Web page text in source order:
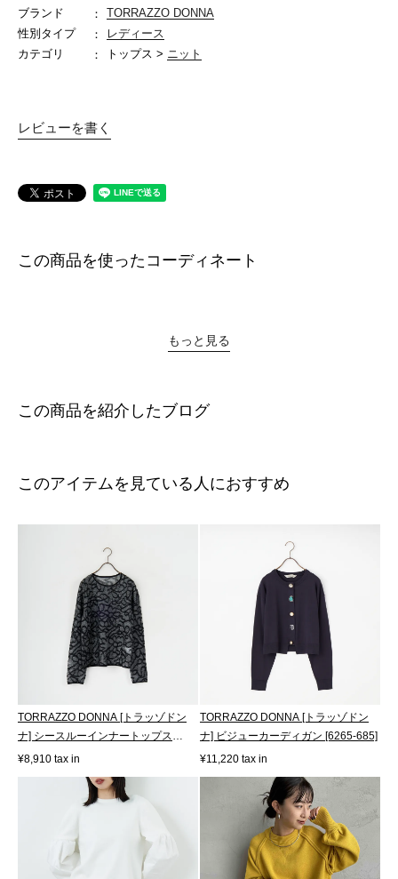
ブランド
TORRAZZO DONNA
性別タイプ
レディース
カテゴリ
トップス > ニット
レビューを書く
この商品を使ったコーディネート
もっと見る
この商品を紹介したブログ
このアイテムを見ている人におすすめ
TORRAZZO DONNA [トラッゾドン
ナ] シースルーインナートップス
[6260-388]
¥8,910 tax in
TORRAZZO DONNA [トラッゾドン
ナ] ビジューカーディガン [6265-685]
¥11,220 tax in